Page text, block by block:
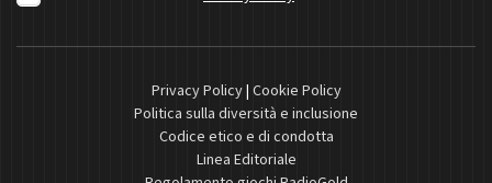
Privacy Policy| Cookie Policy
Politica sulla diversità e inclusione
Codice etico e di condotta
Linea Editoriale